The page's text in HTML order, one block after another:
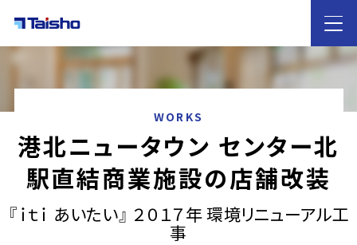
HOME
大昌工芸の特徴
サービス案内
店舗デザイン・店舗設計
内装工事
什器レンタル
WORKS
港北ニュータウン センター北
駅直結商業施設の店舗改装
『ｉｔｉ あいたい』 ２０１７年 環境リニューアル工
事